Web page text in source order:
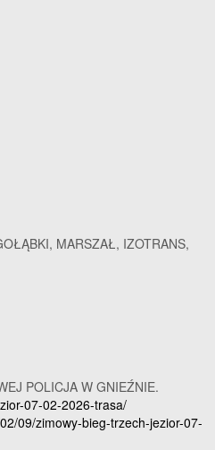
MARSZAŁ, IZOTRANS,
POLICJA W GNIEŹNIE.
07-02-2026-trasa/
09/zimowy-bieg-trzech-jezior-07-